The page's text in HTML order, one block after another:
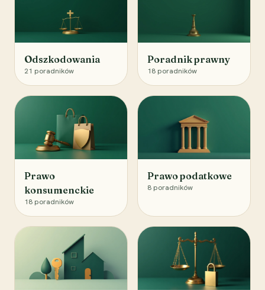
Odszkodowania
21 poradników
Poradnik prawny
18 poradników
Prawo
konsumenckie
18 poradników
Prawo podatkowe
8 poradników